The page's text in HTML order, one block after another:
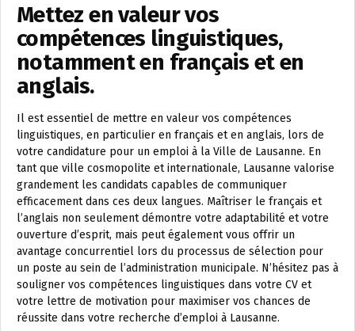
Mettez en valeur vos
compétences linguistiques,
notamment en français et en
anglais.
Il est essentiel de mettre en valeur vos compétences
linguistiques, en particulier en français et en anglais, lors de
votre candidature pour un emploi à la Ville de Lausanne. En
tant que ville cosmopolite et internationale, Lausanne valorise
grandement les candidats capables de communiquer
efficacement dans ces deux langues. Maîtriser le français et
l’anglais non seulement démontre votre adaptabilité et votre
ouverture d’esprit, mais peut également vous offrir un
avantage concurrentiel lors du processus de sélection pour
un poste au sein de l’administration municipale. N’hésitez pas à
souligner vos compétences linguistiques dans votre CV et
votre lettre de motivation pour maximiser vos chances de
réussite dans votre recherche d’emploi à Lausanne.